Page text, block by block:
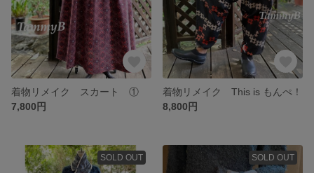
着物リメイク スカート ①
7,800円
着物リメイク This is もんぺ！
8,800円
SOLD OUT SOLD OUT